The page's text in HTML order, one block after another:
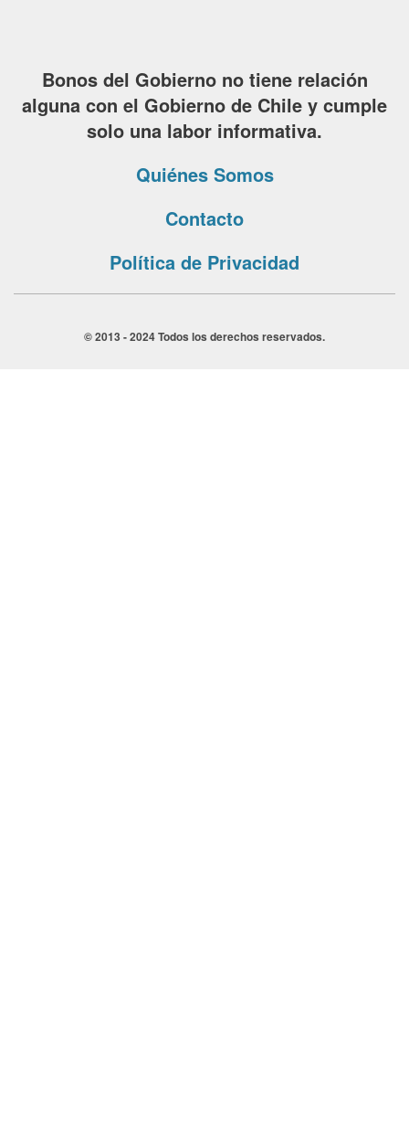
Bonos del Gobierno no tiene relación
alguna con el Gobierno de Chile y cumple
solo una labor informativa.
Quiénes Somos
Contacto
Política de Privacidad
© 2013 - 2024 Todos los derechos reservados.